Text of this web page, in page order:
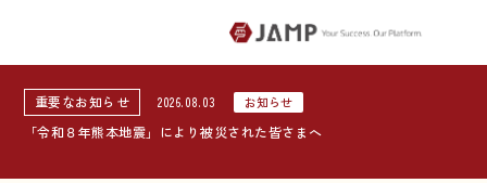
重要なお知らせ 2026.08.03 お知らせ
「令和８年熊本地震」により被災された皆さまへ